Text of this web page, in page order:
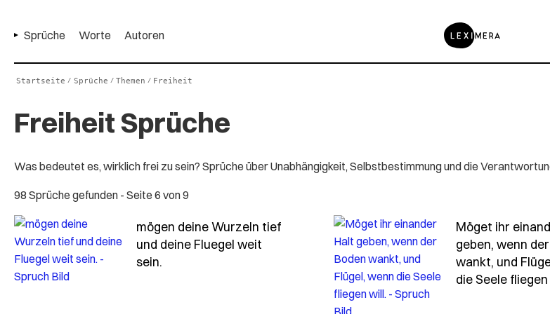
Sprüche Worte Autoren
Startseite / Sprüche / Themen / Freiheit
Freiheit Sprüche
Was bedeutet es, wirklich frei zu sein? Sprüche über Unabhängigkeit, Selbstbestimmung und die
98 Sprüche gefunden - Seite 6 von 9
mögen deine Wurzeln tief
und deine Fluegel weit
sein. - Spruch moegen-deine-wurzeln-tief-und-deine-fluegel-weit-sein
Möget ihr
geben, wenn
wankt, und
die Seele